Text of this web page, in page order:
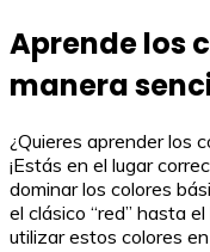
Aprende los
manera
¿Quieres aprender los
¡Estás en el lugar
dominar los colores
el clásico “red” hasta
utilizar estos colores